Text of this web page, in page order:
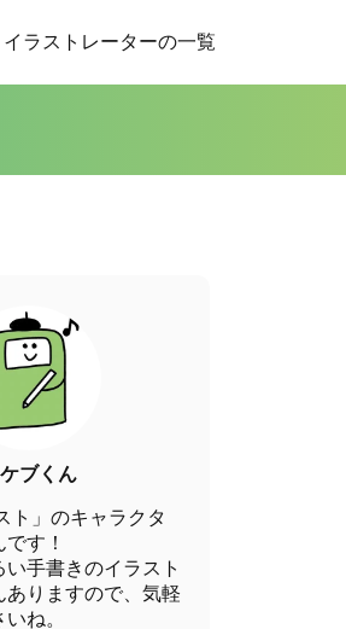
イラストレーターの一覧
ブくん
ト」のキャラクタ
す！
手書きのイラスト
ありますので、気軽
ね。